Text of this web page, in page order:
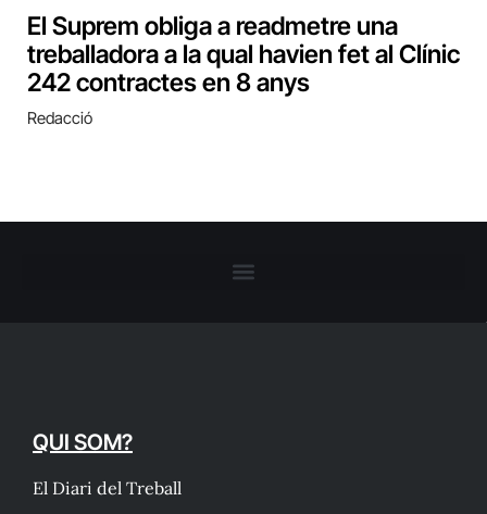
El Suprem obliga a readmetre una
treballadora a la qual havien fet al Clínic
242 contractes en 8 anys
Redacció
QUI SOM?
El Diari del Treball